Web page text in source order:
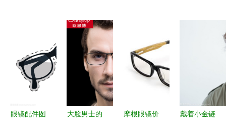
眼镜配件图
大脸男士的
摩根眼镜价
戴着小金链